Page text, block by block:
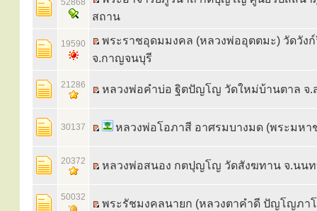
52868
สถาน
19590
พระราชอุดมมงคล (หลวงพ่ออุตตมะ) วัดวังก์
จ.กาญจนบุรี
21286 หลวงพ่อคำบ่อ ฐิตปัญโญ วัดใหม่บ้านตาล จ.
30137 หลวงพ่อโอภาสี อาศรมบางมด (พระมหา
20372 หลวงพ่อสนอง กตปุญโญ วัดสังฆทาน จ.นน
50032
พระรัชมงคลนายก (หลวงตาคำดี ปัญโญภา